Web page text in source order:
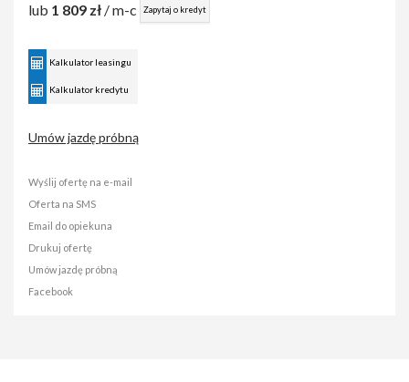
lub 1 809 zł / m-c Zapytaj o kredyt
Kalkulator leasingu
Kalkulator kredytu
Umów jazdę próbną
Wyślij ofertę na e-mail
Oferta na SMS
Email do opiekuna
Drukuj ofertę
Umów jazdę próbną
Facebook